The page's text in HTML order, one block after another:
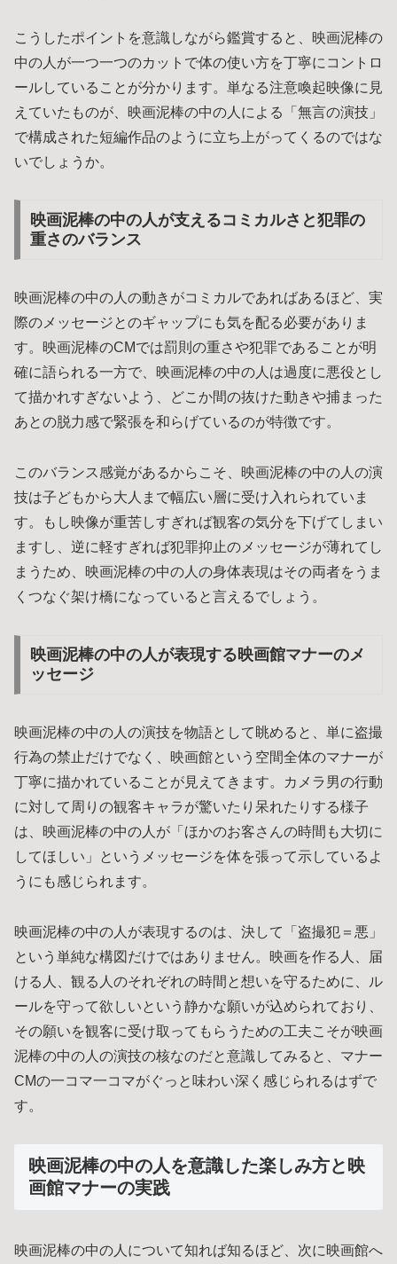
こうしたポイントを意識しながら鑑賞すると、映画泥棒の
中の人が一つ一つのカットで体の使い方を丁寧にコントロ
ールしていることが分かります。単なる注意喚起映像に見
えていたものが、映画泥棒の中の人による「無言の演技」
で構成された短編作品のように立ち上がってくるのではな
いでしょうか。
映画泥棒の中の人が支えるコミカルさと犯罪の
重さのバランス
映画泥棒の中の人の動きがコミカルであればあるほど、実
際のメッセージとのギャップにも気を配る必要がありま
す。映画泥棒のCMでは罰則の重さや犯罪であることが明
確に語られる一方で、映画泥棒の中の人は過度に悪役とし
て描かれすぎないよう、どこか間の抜けた動きや捕まった
あとの脱力感で緊張を和らげているのが特徴です。
このバランス感覚があるからこそ、映画泥棒の中の人の演
技は子どもから大人まで幅広い層に受け入れられていま
す。もし映像が重苦しすぎれば観客の気分を下げてしまい
ますし、逆に軽すぎれば犯罪抑止のメッセージが薄れてし
まうため、映画泥棒の中の人の身体表現はその両者をうま
くつなぐ架け橋になっていると言えるでしょう。
映画泥棒の中の人が表現する映画館マナーのメ
ッセージ
映画泥棒の中の人の演技を物語として眺めると、単に盗撮
行為の禁止だけでなく、映画館という空間全体のマナーが
丁寧に描かれていることが見えてきます。カメラ男の行動
に対して周りの観客キャラが驚いたり呆れたりする様子
は、映画泥棒の中の人が「ほかのお客さんの時間も大切に
してほしい」というメッセージを体を張って示しているよ
うにも感じられます。
映画泥棒の中の人が表現するのは、決して「盗撮犯＝悪」
という単純な構図だけではありません。映画を作る人、届
ける人、観る人のそれぞれの時間と想いを守るために、ル
ールを守って欲しいという静かな願いが込められており、
その願いを観客に受け取ってもらうための工夫こそが映画
泥棒の中の人の演技の核なのだと意識してみると、マナー
CMの一コマ一コマがぐっと味わい深く感じられるはずで
す。
映画泥棒の中の人を意識した楽しみ方と映
画館マナーの実践
映画泥棒の中の人について知れば知るほど、次に映画館へ